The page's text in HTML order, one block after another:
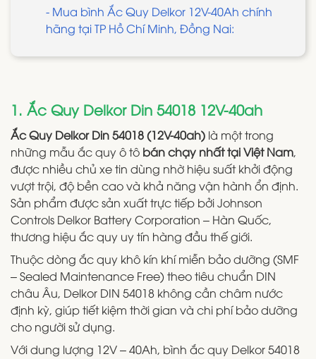
- Mua bình Ắc Quy Delkor 12V-40Ah chính
hãng tại TP Hồ Chí Minh, Đồng Nai:
1. Ắc Quy Delkor Din 54018 12V-40ah
Ắc Quy Delkor Din 54018 (12V-40ah) là một trong
những mẫu ắc quy ô tô bán chạy nhất tại Việt Nam,
được nhiều chủ xe tin dùng nhờ hiệu suất khởi động
vượt trội, độ bền cao và khả năng vận hành ổn định.
Sản phẩm được sản xuất trực tiếp bởi Johnson
Controls Delkor Battery Corporation – Hàn Quốc,
thương hiệu ắc quy uy tín hàng đầu thế giới.
Thuộc dòng ắc quy khô kín khí miễn bảo dưỡng (SMF
– Sealed Maintenance Free) theo tiêu chuẩn DIN
châu Âu, Delkor DIN 54018 không cần châm nước
định kỳ, giúp tiết kiệm thời gian và chi phí bảo dưỡng
cho người sử dụng.
Với dung lượng 12V – 40Ah, bình ắc quy Delkor 54018